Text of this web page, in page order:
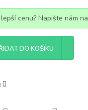
cenu? Napište nám na
DO KOŠÍKU